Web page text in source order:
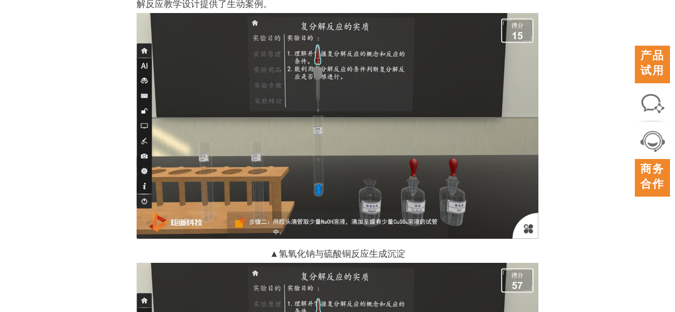
解反应教学设计提供了生动案例。
▲氢氧化钠与硫酸铜反应生成沉淀
产品
试用
联系
我们
在线
客服
商务
合作